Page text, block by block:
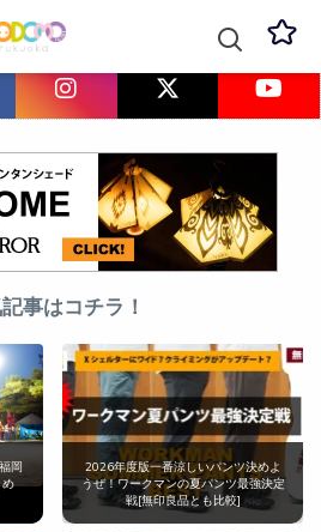
事はコチラ！
岡
め
2026年度版一番涼しいパンツ決めよ
うぜ！ワークマンの夏パンツ最強決定
戦[無印良品とも比較]